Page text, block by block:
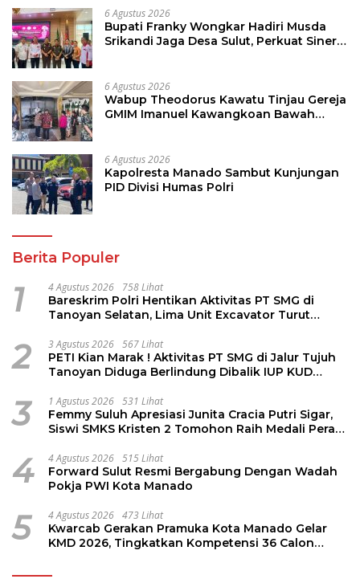
6 Agustus 2026
Bupati Franky Wongkar Hadiri Musda
Srikandi Jaga Desa Sulut, Perkuat Sinergi
6 Agustus 2026
Wabup Theodorus Kawatu Tinjau Gereja
GMIM Imanuel Kawangkoan Bawah
6 Agustus 2026
Kapolresta Manado Sambut Kunjungan
PID Divisi Humas Polri
Berita Populer
1 4 Agustus 2026 758 Lihat
Bareskrim Polri Hentikan Aktivitas PT SMG di
Tanoyan Selatan, Lima Unit Excavator Turut
2 3 Agustus 2026 567 Lihat
PETI Kian Marak ! Aktivitas PT SMG di Jalur Tujuh
Tanoyan Diduga Berlindung Dibalik IUP KUD
3 1 Agustus 2026 531 Lihat
Femmy Suluh Apresiasi Junita Cracia Putri Sigar,
Siswi SMKS Kristen 2 Tomohon Raih Medali Perak
4 4 Agustus 2026 515 Lihat
Forward Sulut Resmi Bergabung Dengan Wadah
Pokja PWI Kota Manado
5 4 Agustus 2026 473 Lihat
Kwarcab Gerakan Pramuka Kota Manado Gelar
KMD 2026, Tingkatkan Kompetensi 36 Calon